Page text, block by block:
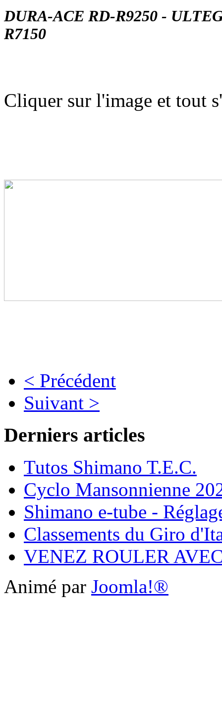
DURA-ACE RD-R9250 -
R7150
Cliquer sur l'image et tout
< Précédent
Suivant >
Derniers articles
Tutos Shimano T.E.C.
Cyclo Mansonnienne
Shimano e-tube -
Classements du Giro
VENEZ ROULER
Animé par Joomla!®